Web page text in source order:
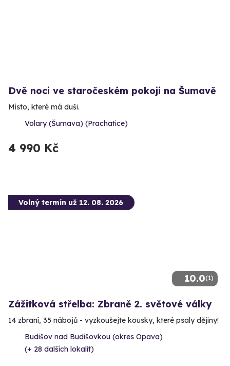
Dvě noci ve staročeském pokoji na Šumavě
Místo, které má duši.
Volary (Šumava) (Prachatice)
4 990 Kč
10.0(1)
Volný termín už 12. 08. 2026
Zážitková střelba: Zbraně 2. světové války
14 zbraní, 35 nábojů - vyzkoušejte kousky, které psaly dějiny!
Budišov nad Budišovkou (okres Opava)
(+ 28 dalších lokalit)